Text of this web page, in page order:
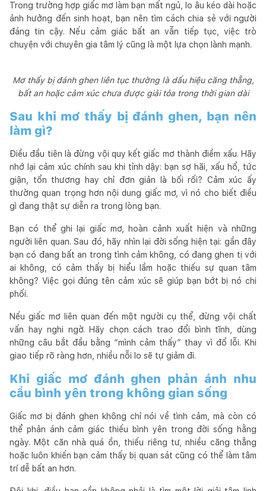
Trong trường hợp giấc mơ làm bạn mất ngủ, lo âu kéo dài hoặc
ảnh hưởng đến sinh hoạt, bạn nên tìm cách chia sẻ với người
đáng tin cậy. Nếu cảm giác bất an vẫn tiếp tục, việc trò
chuyện với chuyên gia tâm lý cũng là một lựa chọn lành mạnh.
Mơ thấy bị đánh ghen liên tục thường là dấu hiệu căng thẳng,
bất an hoặc cảm xúc chưa được giải tỏa trong thời gian dài
Sau khi mơ thấy bị đánh ghen, bạn nên
làm gì?
Điều đầu tiên là đừng vội quy kết giấc mơ thành điềm xấu. Hãy
nhớ lại cảm xúc chính sau khi tỉnh dậy: bạn sợ hãi, xấu hổ, tức
giận, tổn thương hay chỉ đơn giản là bối rối? Cảm xúc ấy
thường quan trọng hơn nội dung giấc mơ, vì nó cho biết điều
gì đang thật sự diễn ra trong lòng bạn.
Bạn có thể ghi lại giấc mơ, hoàn cảnh xuất hiện và những
người liên quan. Sau đó, hãy nhìn lại đời sống hiện tại: gần đây
bạn có đang bất an trong tình cảm không, có đang ghen tị với
ai không, có cảm thấy bị hiểu lầm hoặc thiếu sự quan tâm
không? Việc gọi đúng tên cảm xúc sẽ giúp bạn bớt bị nó chi
phối.
Nếu giấc mơ liên quan đến một người cụ thể, đừng vội chất
vấn hay nghi ngờ. Hãy chọn cách trao đổi bình tĩnh, dùng
những câu bắt đầu bằng “mình cảm thấy” thay vì đổ lỗi. Khi
giao tiếp rõ ràng hơn, nhiều nỗi lo sẽ tự giảm đi.
Khi giấc mơ đánh ghen phản ánh nhu
cầu bình yên trong không gian sống
Giấc mơ bị đánh ghen không chỉ nói về tình cảm, mà còn có
thể phản ánh cảm giác thiếu bình yên trong đời sống hằng
ngày. Một căn nhà quá ồn, thiếu riêng tư, nhiều căng thẳng
hoặc luôn khiến bạn cảm thấy bị quan sát cũng có thể làm tâm
trí dễ bất an hơn.